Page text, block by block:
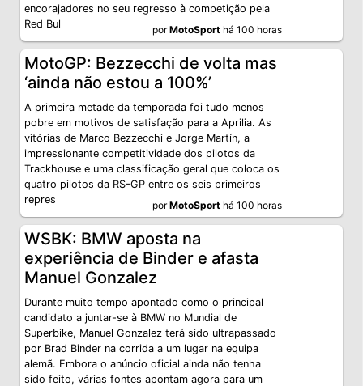
encorajadores no seu regresso à competição pela
Red Bul
porMotoSport há 100 horas
MotoGP: Bezzecchi de volta mas
‘ainda não estou a 100%’
A primeira metade da temporada foi tudo menos
pobre em motivos de satisfação para a Aprilia. As
vitórias de Marco Bezzecchi e Jorge Martín, a
impressionante competitividade dos pilotos da
Trackhouse e uma classificação geral que coloca os
quatro pilotos da RS-GP entre os seis primeiros
repres
porMotoSport há 100 horas
WSBK: BMW aposta na
experiência de Binder e afasta
Manuel Gonzalez
Durante muito tempo apontado como o principal
candidato a juntar-se à BMW no Mundial de
Superbike, Manuel Gonzalez terá sido ultrapassado
por Brad Binder na corrida a um lugar na equipa
alemã. Embora o anúncio oficial ainda não tenha
sido feito, várias fontes apontam agora para um